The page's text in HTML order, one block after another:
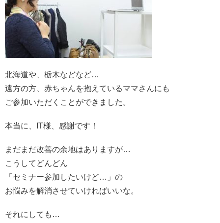
北海道や、栃木などなど…
遠方の方、赤ちゃんを抱えているママさんにも
ご参加いただくことができました。
本当に、IT様、感謝です！
まだまだ改善の余地はありますが…
こうしてどんどん
「セミナー参加したいけど…」の
お悩みを解消させていければいいな。
それにしても…